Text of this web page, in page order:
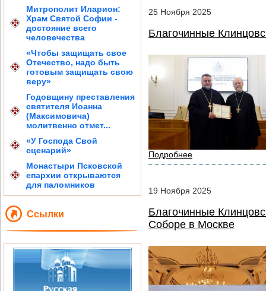
Митрополит Иларион:
Храм Святой Софии -
достояние всего
человечества
«Чтобы защищать свое
Отечество, надо быть
готовым защищать свою
веру»
Годовщину преставления
святителя Иоанна
(Максимовича)
молитвенно отмет...
«У Господа Свой
сценарий»
Монастыри Псковской
епархии открываются
для паломников
Ссылки
25 Ноября 2025
Благочинные
Подробнее
19 Ноября 2025
Благочинные
Соборе в Москве